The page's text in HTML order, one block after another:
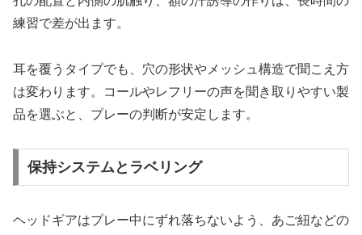
練習で差が出ます。
耳を覆うタイプでも、穴の形状やメッシュ構造で聞こえ方
は変わります。コールやレフリーの声を聞き取りやすい製
品を選ぶと、プレーの判断が安定します。
保持システムとラベリング
ヘッドギアはプレー中にずれ落ちないよう、あご紐などの